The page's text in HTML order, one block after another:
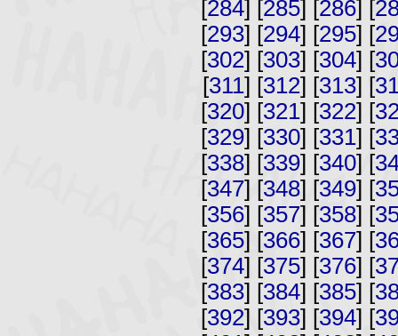
[284] [285] [286] [
[293] [294] [295] [
[302] [303] [304] [
[311] [312] [313] [
[320] [321] [322] [
[329] [330] [331] [
[338] [339] [340] [
[347] [348] [349] [
[356] [357] [358] [
[365] [366] [367] [
[374] [375] [376] [
[383] [384] [385] [
[392] [393] [394] [